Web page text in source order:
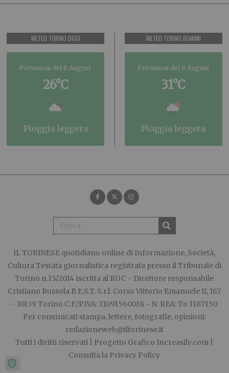
METEO TORINO OGGI
Previsioni del 8 August
26°C
pioggia leggera
METEO TORINO DOMANI
Previsioni del 8 August
31°C
pioggia leggera
IL TORINESE quotidiano online di Informazione, Società,
Cultura Testata giornalistica registrata presso il Tribunale di
Torino n.15/2014 Iscritta al ROC - Direttore responsabile
Cristiano Bussola B.E.S.T. S.r.l. Corso Vittorio Emanuele II, 167
- 10139 Torino C.F./P.IVA: 11091560018 - N. REA: To 1187150
Per comunicati stampa, lettere, fotografie, opinioni:
redazioneweb@iltorinese.it
Tutti i diritti riservati | Progetto Grafico Increasily.com
Consulta la Privacy Policy